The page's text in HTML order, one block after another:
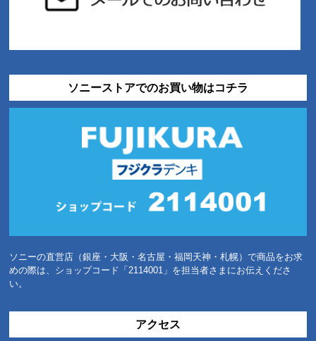
ソニーストアでのお買い物はコチラ
ソニーの直営店（銀座・大阪・名古屋・福岡天神・札幌）で商品をお求
めの際は、ショップコード「2114001」を担当者さまにお伝えくださ
い。
アクセス